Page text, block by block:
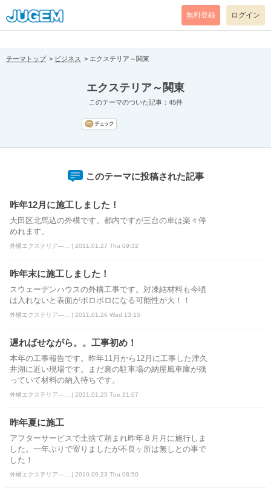
[pear_error: message="Success" code=0 mode=return level=notice
prefix="" info=""]
無料登録 ログイン
テーマトップ ビジネス エクステリア～関東
エクステリア～関東
このテーマのついた記事：45件
このテーマに投稿された記事
昨年12月に施工しました！
大田区北馬込の外構です。都内ですが三台の車は楽々停
めれます。
外構エクステリア―... | 2011.01.27 Thu 09:32
昨年末に施工しました！
スウェーデンハウスの外構工事です。対凍結材料も今頃
は入れないと表面がボロボロになる可能性が大！！
外構エクステリア―... | 2011.01.26 Wed 13:15
遅ればせながら。。工事初め！
本年の工事報告です。昨年11月から12月に工事した津久
井湖に近い現場です。まだ裏の駐車場の納屋風車庫が残
っていて材料の納入待ちです。
外構エクステリア―... | 2011.01.25 Tue 21:07
昨年夏に施工
アフターサービスで土捨て頼まれ昨年８月月に施行しま
した。一年ぶりで寄りましたが不良ヶ所は無しとの事で
した！
外構エクステリア―... | 2010.09.23 Thu 08:50